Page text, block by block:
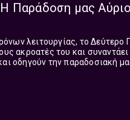
Παράδοση μας
λειτουργίας, το Δεύτερο
ακροατές του και
οδηγούν την παραδοσιακή